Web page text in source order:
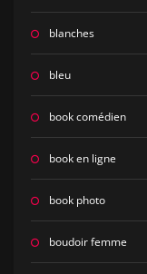
blanches
bleu
book comédien
book en ligne
book photo
boudoir femme